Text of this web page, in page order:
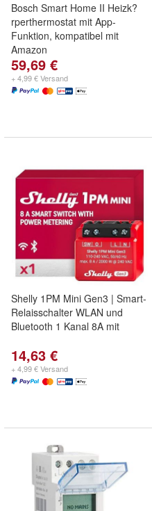
Bosch Smart Home II Heizk?
rperthermostat mit App-
Funktion, kompatibel mit
Amazon
59,69 €
+ 4,99 € Versand
Shelly 1PM Mini Gen3 | Smart-
Relaisschalter WLAN und
Bluetooth 1 Kanal 8A mit
14,63 €
+ 4,99 € Versand